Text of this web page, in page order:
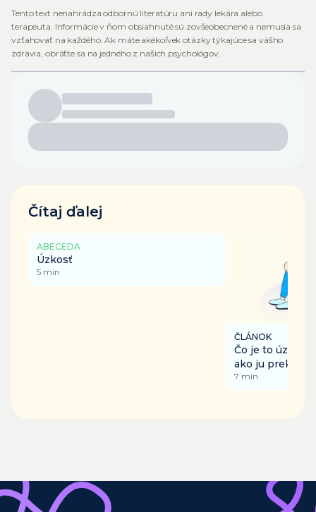
Tento text nenahrádza odbornú literatúru ani rady lekára alebo
terapeuta. Informácie v ňom obsiahnuté sú zovšeobecnené a nemusia sa
vzťahovať na každého. Ak máte akékoľvek otázky týkajúce sa vášho
zdravia, obráťte sa na jedného z našich psychológov.
Čítaj ďalej
ABECEDA
Úzkosť
5 min
ČLÁNOK
Čo je to úzkosť,
ako ju
7 min